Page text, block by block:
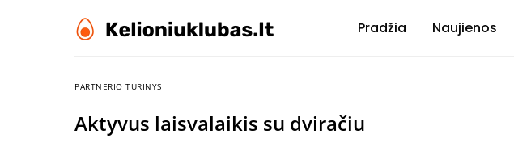
Pradžia Naujienos
PARTNERIO TURINYS
Aktyvus laisvalaikis su dviračiu